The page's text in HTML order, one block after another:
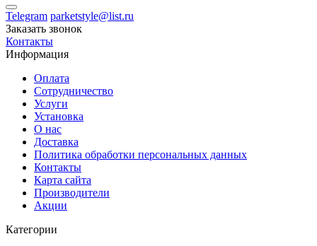
Telegram parketstyle@list.ru
Заказать звонок
Контакты
Информация
Оплата
Сотрудничество
Услуги
Установка
О нас
Доставка
Политика обработки персональных данных
Контакты
Карта сайта
Производители
Акции
Категории